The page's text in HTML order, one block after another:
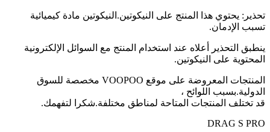
تحذير: يحتوي هذا المنتج على النيكوتين.النيكوتين مادة كيميائية
تسبب الإدمان.
ينطبق التحذير أعلاه عند استخدام المنتج مع السوائل الإلكترونية
المحتوية على النيكوتين.
المنتجات المعروضة على موقع VOOPOO مخصصة للسوق
الدولية.بسبب اللوائح ،
قد تختلف المنتجات المتاحة لمناطق مختلفة.شكرا لتفهمك.
DRAG S PRO